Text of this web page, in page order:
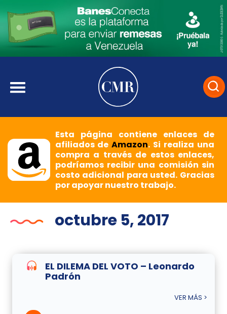
Esta página contiene enlaces de
afiliados deAmazon. Si realiza una
compra a través de estos enlaces,
podríamos recibir una comisión sin
costo adicional para usted. Gracias
por apoyar nuestro trabajo.
octubre 5, 2017
EL DILEMA DEL VOTO – Leonardo
Padrón
VER MÁS >